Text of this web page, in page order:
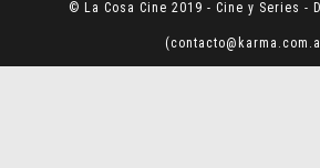
© La Cosa Cine 2019 - Cine y Series -
(